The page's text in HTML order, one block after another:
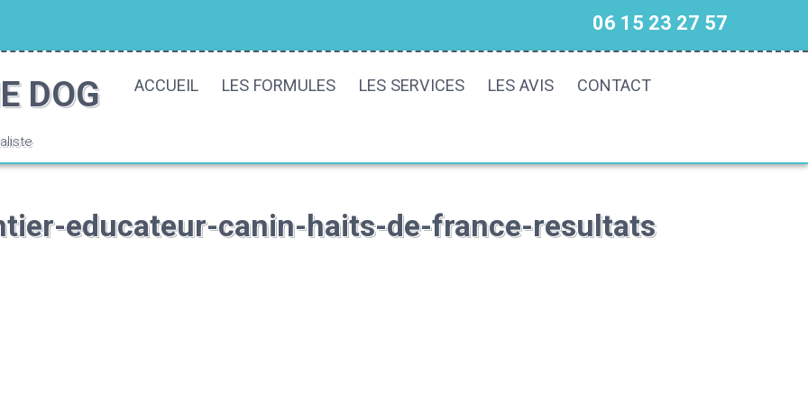
06 15 23 27 57
DOG ACCUEIL LES FORMULES LES SERVICES LES AVIS CONTACT
educateur-canin-haits-de-france-resultats